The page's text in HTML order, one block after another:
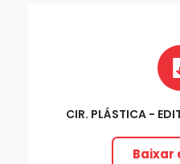
CIR. PLÁSTICA -
Baixar